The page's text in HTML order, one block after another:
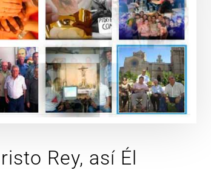
Rey, así Él